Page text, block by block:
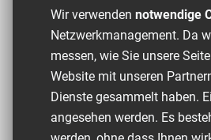
Wir verwenden notwendige
Netzwerkmanagement. Da
messen, wie Sie unsere
Website mit unseren
Dienste gesammelt haben.
angesehen werden. Es